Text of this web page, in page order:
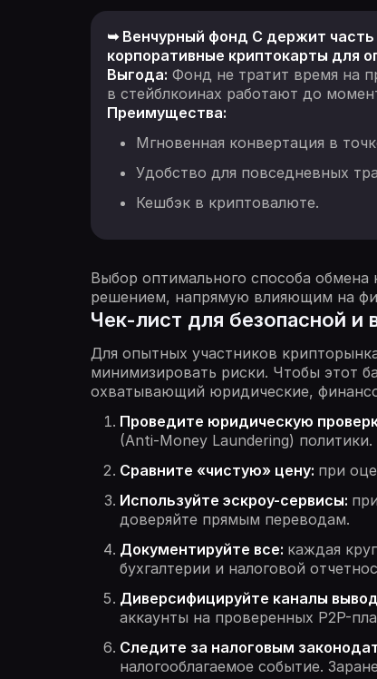
➥ Венчурный фонд C держит
корпоративные криптокарты для
Выгода: Фонд не тратит время на
в стейблкоинах работают до
Преимущества:
Мгновенная конвертация в
Удобство для повседневных
Кешбэк в криптовалюте.
Выбор оптимального способа обмена
решением, напрямую влияющим на
Чек-лист для безопасной и
Для опытных участников
минимизировать риски. Чтобы этот
охватывающий юридические,
Проведите юридическую
(Anti-Money Laundering) политики.
Сравните «чистую» цену: при
Используйте эскроу-сервисы:
доверяйте прямым переводам.
Документируйте все: каждая
бухгалтерии и налоговой
Диверсифицируйте каналы
аккаунты на проверенных P2P-
Следите за налоговым
налогооблагаемое событие.